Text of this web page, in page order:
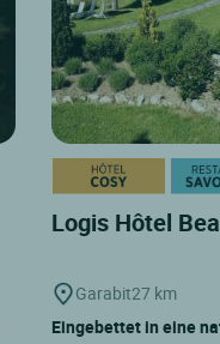
Logis Hôtel
Garabit27 km
Eingebettet in eine